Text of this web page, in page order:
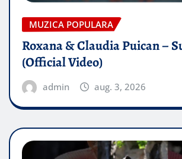
MUZICA POPULARA
Roxana & Claudia Puican –
(Official Video)
admin aug. 3, 2026